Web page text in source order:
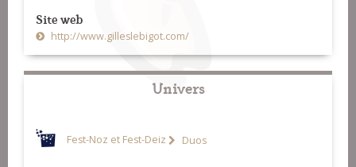
Site web
http://www.gilleslebigot.com/
Univers
Fest-Noz et Fest-Deiz Duos